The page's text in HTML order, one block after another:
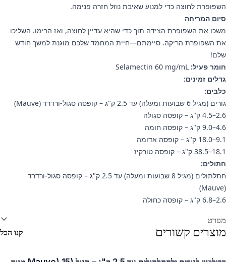
השפופרת לחוצה כדי למנוע שאיבת נוזל חזרה פנימה.
סיום המריחה
משכו את השפופרת הצידה תוך כדי שהיא עדיין לחוצה, ואז הרימו. השליכו
את השפופרת הריקה. סיימתם—חיית המחמד שלכם מוגנת למשך חודש
שלם!
חומר פעיל: Selamectin 60 mg/mL
גדלים זמינים:
כלבים:
גורים (מגיל 6 שבועות ומעלה) עד 2.5 ק"ג – קופסה סגול-ורדרד (Mauve)
2.6–4.5 ק"ג – קופסה סגולה
4.6–9.0 ק"ג – קופסה חומה
9.1–18.0 ק"ג – קופסה אדומה
18.1–38.5 ק"ג – קופסה טורקיז
חתולים:
חתלתולים (מגיל 8 שבועות ומעלה) עד 2.5 ק"ג – קופסה סגול-ורדרד
(Mauve)
2.6–6.8 ק"ג – קופסה כחולה
מפרט
מוצרים קשורים קנו הכל